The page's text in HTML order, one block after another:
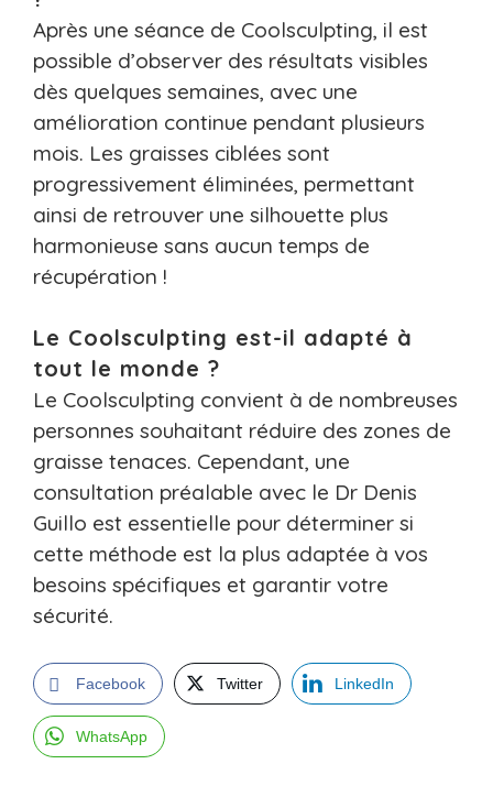
Après une séance de Coolsculpting, il est
possible d’observer des résultats visibles
dès quelques semaines, avec une
amélioration continue pendant plusieurs
mois. Les graisses ciblées sont
progressivement éliminées, permettant
ainsi de retrouver une silhouette plus
harmonieuse sans aucun temps de
récupération !
Le Coolsculpting est-il adapté à
tout le monde ?
Le Coolsculpting convient à de nombreuses
personnes souhaitant réduire des zones de
graisse tenaces. Cependant, une
consultation préalable avec le Dr Denis
Guillo est essentielle pour déterminer si
cette méthode est la plus adaptée à vos
besoins spécifiques et garantir votre
sécurité.
Facebook Twitter LinkedIn
WhatsApp